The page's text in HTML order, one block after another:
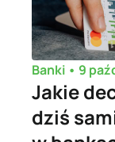
Banki • 9
Jakie
dziś